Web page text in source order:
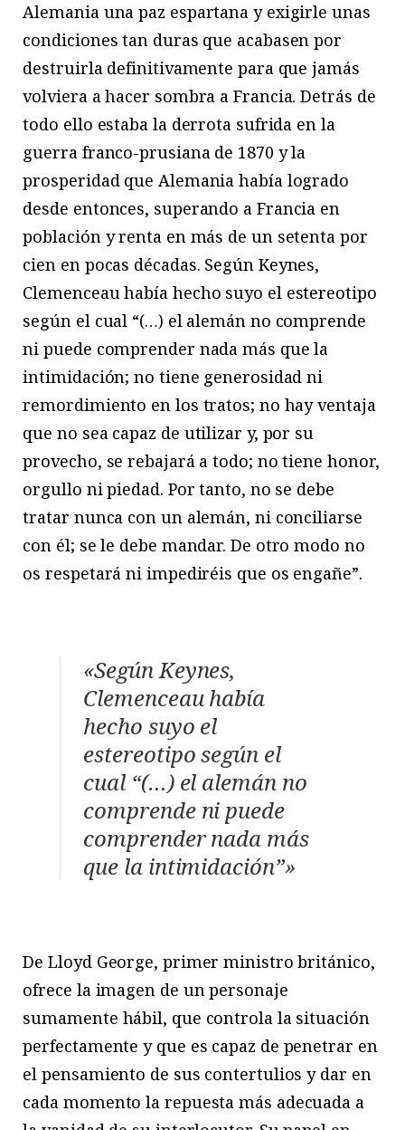
Alemania una paz espartana y exigirle unas
condiciones tan duras que acabasen por
destruirla definitivamente para que jamás
volviera a hacer sombra a Francia. Detrás de
todo ello estaba la derrota sufrida en la
guerra franco-prusiana de 1870 y la
prosperidad que Alemania había logrado
desde entonces, superando a Francia en
población y renta en más de un setenta por
cien en pocas décadas. Según Keynes,
Clemenceau había hecho suyo el estereotipo
según el cual “(…) el alemán no comprende
ni puede comprender nada más que la
intimidación; no tiene generosidad ni
remordimiento en los tratos; no hay ventaja
que no sea capaz de utilizar y, por su
provecho, se rebajará a todo; no tiene honor,
orgullo ni piedad. Por tanto, no se debe
tratar nunca con un alemán, ni conciliarse
con él; se le debe mandar. De otro modo no
os respetará ni impediréis que os engañe”.
«Según Keynes,
Clemenceau había
hecho suyo el
estereotipo según el
cual “(…) el alemán no
comprende ni puede
comprender nada más
que la intimidación”»
De Lloyd George, primer ministro británico,
ofrece la imagen de un personaje
sumamente hábil, que controla la situación
perfectamente y que es capaz de penetrar en
el pensamiento de sus contertulios y dar en
cada momento la repuesta más adecuada a